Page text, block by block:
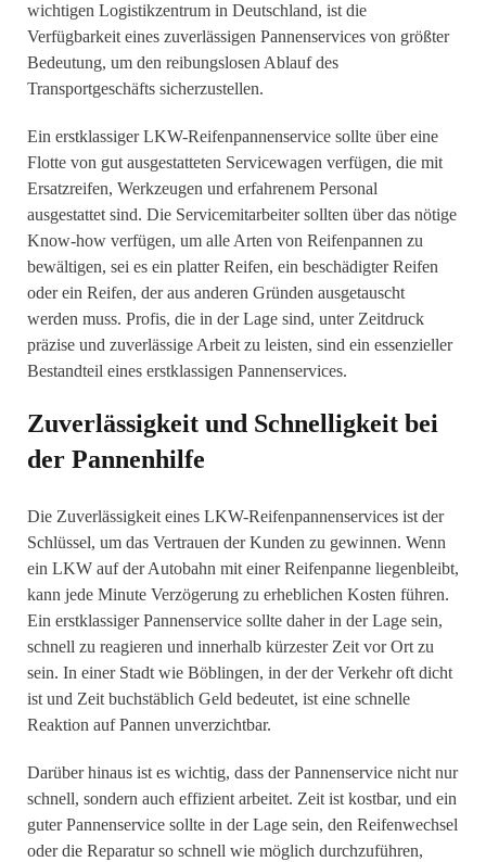
wichtigen Logistikzentrum in Deutschland, ist die
Verfügbarkeit eines zuverlässigen Pannenservices von größter
Bedeutung, um den reibungslosen Ablauf des
Transportgeschäfts sicherzustellen.
Ein erstklassiger LKW-Reifenpannenservice sollte über eine
Flotte von gut ausgestatteten Servicewagen verfügen, die mit
Ersatzreifen, Werkzeugen und erfahrenem Personal
ausgestattet sind. Die Servicemitarbeiter sollten über das nötige
Know-how verfügen, um alle Arten von Reifenpannen zu
bewältigen, sei es ein platter Reifen, ein beschädigter Reifen
oder ein Reifen, der aus anderen Gründen ausgetauscht
werden muss. Profis, die in der Lage sind, unter Zeitdruck
präzise und zuverlässige Arbeit zu leisten, sind ein essenzieller
Bestandteil eines erstklassigen Pannenservices.
Zuverlässigkeit und Schnelligkeit bei
der Pannenhilfe
Die Zuverlässigkeit eines LKW-Reifenpannenservices ist der
Schlüssel, um das Vertrauen der Kunden zu gewinnen. Wenn
ein LKW auf der Autobahn mit einer Reifenpanne liegenbleibt,
kann jede Minute Verzögerung zu erheblichen Kosten führen.
Ein erstklassiger Pannenservice sollte daher in der Lage sein,
schnell zu reagieren und innerhalb kürzester Zeit vor Ort zu
sein. In einer Stadt wie Böblingen, in der der Verkehr oft dicht
ist und Zeit buchstäblich Geld bedeutet, ist eine schnelle
Reaktion auf Pannen unverzichtbar.
Darüber hinaus ist es wichtig, dass der Pannenservice nicht nur
schnell, sondern auch effizient arbeitet. Zeit ist kostbar, und ein
guter Pannenservice sollte in der Lage sein, den Reifenwechsel
oder die Reparatur so schnell wie möglich durchzuführen,